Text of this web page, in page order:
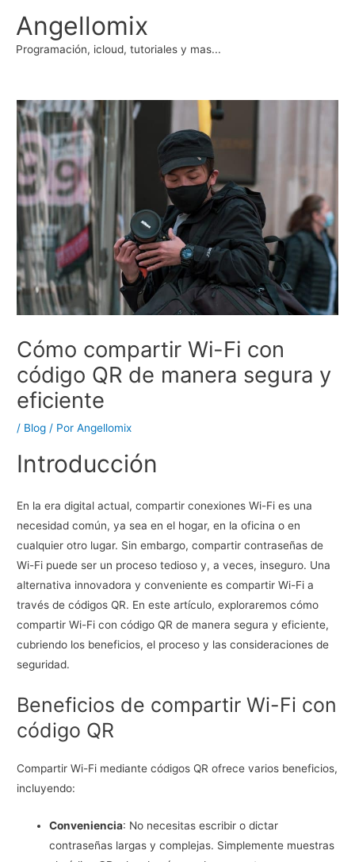
contenido
Angellomix
Programación, icloud, tutoriales y mas...
Cómo compartir Wi-Fi con
código QR de manera segura y
eficiente
/ Blog / PorAngellomix
Introducción
En la era digital actual, compartir conexiones Wi-Fi es una
necesidad común, ya sea en el hogar, en la oficina o en
cualquier otro lugar. Sin embargo, compartir contraseñas de
Wi-Fi puede ser un proceso tedioso y, a veces, inseguro. Una
alternativa innovadora y conveniente es compartir Wi-Fi a
través de códigos QR. En este artículo, exploraremos cómo
compartir Wi-Fi con código QR de manera segura y eficiente,
cubriendo los beneficios, el proceso y las consideraciones de
seguridad.
Beneficios de compartir Wi-Fi con
código QR
Compartir Wi-Fi mediante códigos QR ofrece varios beneficios,
incluyendo:
Conveniencia: No necesitas escribir o dictar
contraseñas largas y complejas. Simplemente muestras